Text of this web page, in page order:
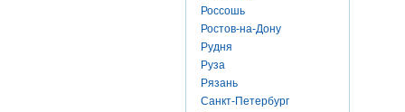
Россошь
Ростов-на-Дону
Рудня
Руза
Рязань
Санкт-Петербург